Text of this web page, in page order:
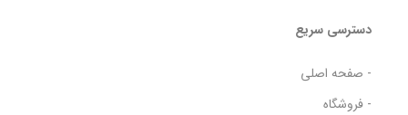
دسترسی سریع
- صفحه اصلی
- فروشگاه